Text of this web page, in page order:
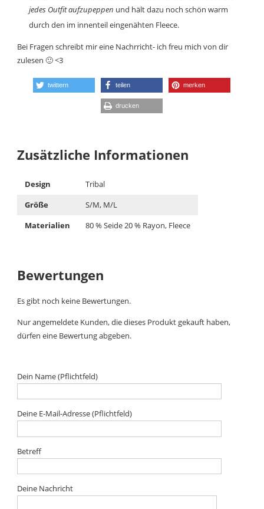
jedes Outfit aufzupeppen und hält dazu noch schön warm
durch den im innenteil eingenähten Fleece.
Bei Fragen schreibt mir eine Nachrricht- ich freu mich von dir
zulesen 🙂 <3
twittern teilen merken
drucken
Zusätzliche Informationen
Design
Tribal
Größe
S/M, M/L
Materialien
80 % Seide 20 % Rayon, Fleece
Bewertungen
Es gibt noch keine Bewertungen.
Nur angemeldete Kunden, die dieses Produkt gekauft haben,
dürfen eine Bewertung abgeben.
Dein Name (Pflichtfeld)
Deine E-Mail-Adresse (Pflichtfeld)
Betreff
Deine Nachricht